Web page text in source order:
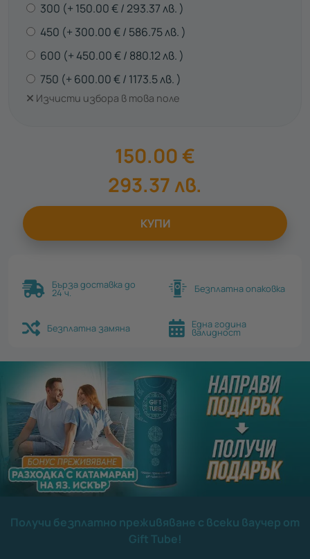
300
150.00€ 293.37лв.
450
300.00€ 586.75лв.
600
450.00€ 880.12лв.
750
600.00€ 1173.5лв.
Изчисти избора в това поле
150.00 €
293.37лв.
КУПИ
Бърза доставка до
24 ч. Безплатна опаковка
Безплатна замяна Една година
валидност
Получи безплатно преживяване с всеки ваучер от
Gift Tube!